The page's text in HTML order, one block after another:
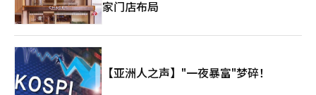
家门店布局
【亚洲人之声】"一夜暴富"梦碎！